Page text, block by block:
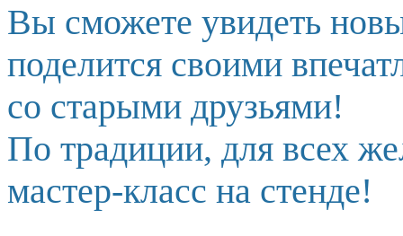
Вы сможете увидеть
поделится своими
со старыми друзьями!
По традиции, для всех
мастер-класс на стенде!